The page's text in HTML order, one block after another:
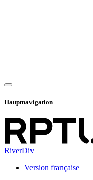
Hauptnavigation
RiverDiv
Version française